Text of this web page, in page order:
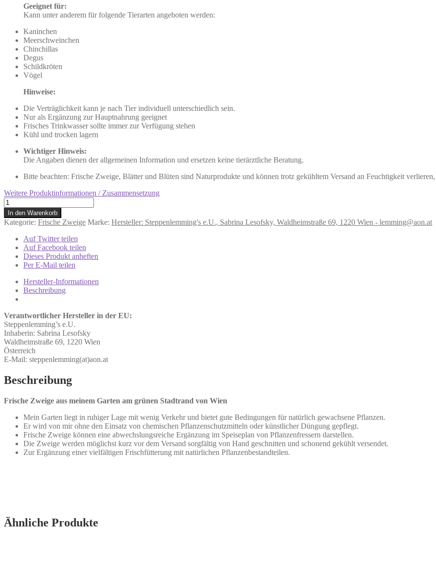
Geeignet für:
Kann unter anderem für folgende Tierarten angeboten werden:
Kaninchen
Meerschweinchen
Chinchillas
Degus
Schildkröten
Vögel
Hinweise:
Die Verträglichkeit kann je nach Tier individuell unterschiedlich sein.
Nur als Ergänzung zur Hauptnahrung geeignet
Frisches Trinkwasser sollte immer zur Verfügung stehen
Kühl und trocken lagern
Wichtiger Hinweis:
Die Angaben dienen der allgemeinen Information und ersetzen keine tierärztliche Beratung.
Bitte beachten: Frische Zweige, Blätter und Blüten sind Naturprodukte und können trotz gekühltem Versand an Feuchtigkeit
Weitere Produktinformationen / Zusammensetzung
40g
frische
Kirschzweige
-
Frischfutter
Degu
Grundpreis:
67,50
€/kg
Menge
In den Warenkorb
Kategorie: Frische Zweige Marke: Hersteller: Steppenlemming's e.U., Sabrina Lesofsky, Waldheimstraße 69, 1220 Wien - lemming@aon.at
Auf Twitter teilen
Auf Facebook teilen
Dieses Produkt anheften
Per E-Mail teilen
Hersteller-Informationen
Beschreibung
Verantwortlicher Hersteller in der EU:
Steppenlemming’s e.U.
Inhaberin: Sabrina Lesofsky
Waldheimstraße 69, 1220 Wien
Österreich
E-Mail: steppenlemming(at)aon.at
Beschreibung
Frische Zweige aus meinem Garten am grünen Stadtrand von Wien
Mein Garten liegt in ruhiger Lage mit wenig Verkehr und bietet gute Bedingungen für natürlich gewachsene Pflanzen.
Er wird von mir ohne den Einsatz von chemischen Pflanzenschutzmitteln oder künstlicher Düngung gepflegt.
Frische Zweige können eine abwechslungsreiche Ergänzung im Speiseplan von Pflanzenfressern darstellen.
Die Zweige werden möglichst kurz vor dem Versand sorgfältig von Hand geschnitten und schonend gekühlt versendet.
Zur Ergänzung einer vielfältigen Frischfütterung mit natürlichen Pflanzenbestandteilen.
Ähnliche Produkte